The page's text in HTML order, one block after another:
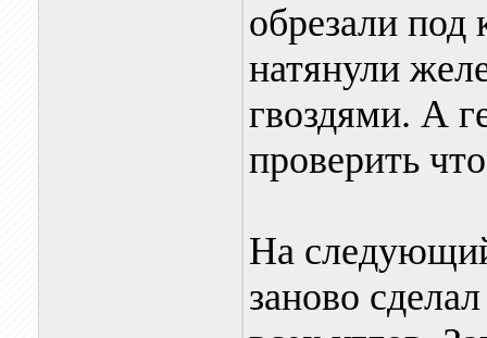
обрезали
натянули
гвоздями. А
проверить
На
заново